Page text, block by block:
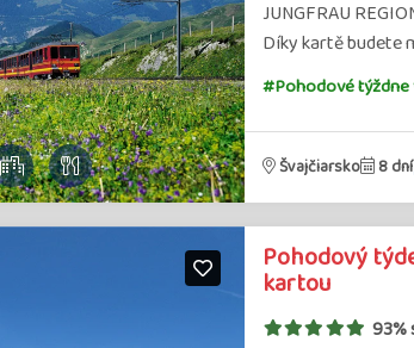
JUNGFRAU
Díky kartě budete
#Pohodové týždne
Švajčiarsko 8 dní
Pohodový
kartou
93%